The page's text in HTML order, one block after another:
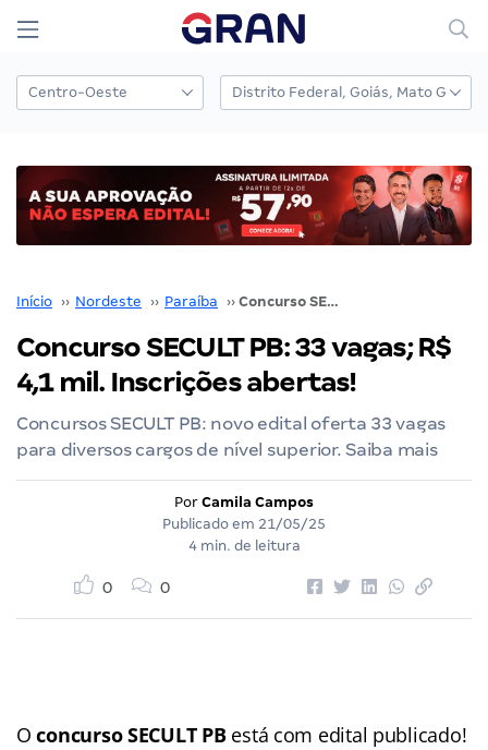
Início ›› Nordeste ›› Paraíba ›› Concurso SECULT PB: 33 vagas; R$ 4,1 mil. Inscrições abertas!
Concurso SECULT PB: 33 vagas; R$
4,1 mil. Inscrições abertas!
Concursos SECULT PB: novo edital oferta 33 vagas
para diversos cargos de nível superior. Saiba mais
Por Camila Campos
Publicado em 21/05/25
4 min. de leitura
0 0
Oconcurso SECULT PB está com edital publicado!